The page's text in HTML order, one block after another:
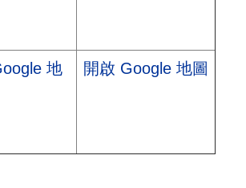
地
開啟 Google 地圖